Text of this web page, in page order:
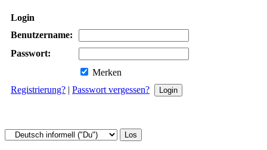
Login
Benutzername:
Passwort:
Merken
Registrierung? | Passwort vergessen?